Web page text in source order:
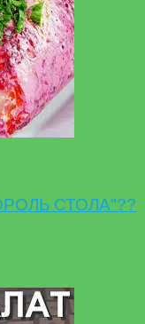
СТОЛА"??